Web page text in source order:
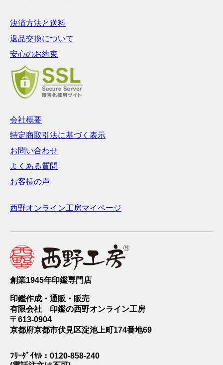
決済方法と送料
返品交換について
安心のお約束
会社概要
特定商取引法に基づく表示
お問い合わせ
よくある質問
お客様の声
西野オンライン工房マイページ
創業1945年印鑑専門店
印鑑作成・通販・販売
有限会社 印鑑の西野オンライン工房
〒613-0904
京都府京都市伏見区淀池上町174番地69
ﾌﾘｰﾀﾞｲﾔﾙ：0120-858-240